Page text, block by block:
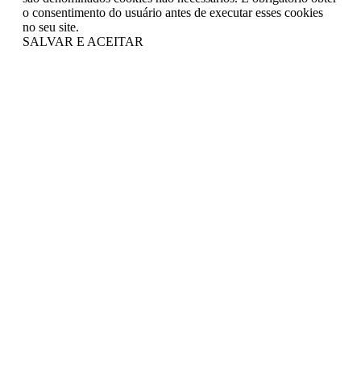
o consentimento do usuário antes de executar esses cookies
no seu site.
SALVAR E ACEITAR